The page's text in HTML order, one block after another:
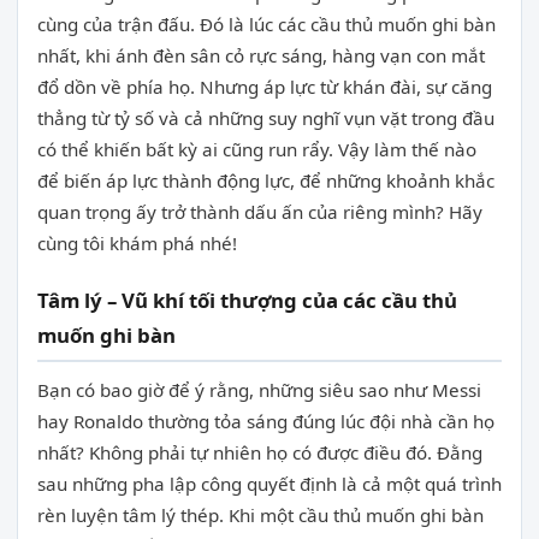
cùng của trận đấu. Đó là lúc các cầu thủ muốn ghi bàn
nhất, khi ánh đèn sân cỏ rực sáng, hàng vạn con mắt
đổ dồn về phía họ. Nhưng áp lực từ khán đài, sự căng
thẳng từ tỷ số và cả những suy nghĩ vụn vặt trong đầu
có thể khiến bất kỳ ai cũng run rẩy. Vậy làm thế nào
để biến áp lực thành động lực, để những khoảnh khắc
quan trọng ấy trở thành dấu ấn của riêng mình? Hãy
cùng tôi khám phá nhé!
Tâm lý – Vũ khí tối thượng của các cầu thủ
muốn ghi bàn
Bạn có bao giờ để ý rằng, những siêu sao như Messi
hay Ronaldo thường tỏa sáng đúng lúc đội nhà cần họ
nhất? Không phải tự nhiên họ có được điều đó. Đằng
sau những pha lập công quyết định là cả một quá trình
rèn luyện tâm lý thép. Khi một cầu thủ muốn ghi bàn